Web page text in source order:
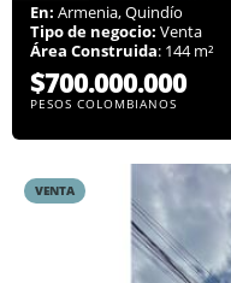
En: Armenia, Quindío
Tipo de negocio: Venta
Área Construida: 144 m²
$700.000.000
PESOS COLOMBIANOS
VENTA